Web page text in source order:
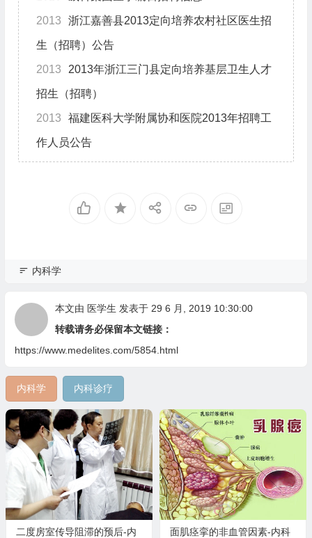
2013 浙江嘉善县2013定向培养农村社区医生招
生（招聘）公告
2013 2013年浙江三门县定向培养基层卫生人才
招生（招聘）
2013 福建医科大学附属协和医院2013年招聘工
作人员公告
内科学
本文由 医学生 发表于 29 6 月, 2019 10:30:00
转载请务必保留本文链接：
https://www.medelites.com/5854.html
内科学 内科诊疗
二度房室传导阻滞的预后-内
面肌痉挛的非血管因素-内科